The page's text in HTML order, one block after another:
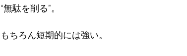
“無駄を削る”。
もちろん短期的には強い。